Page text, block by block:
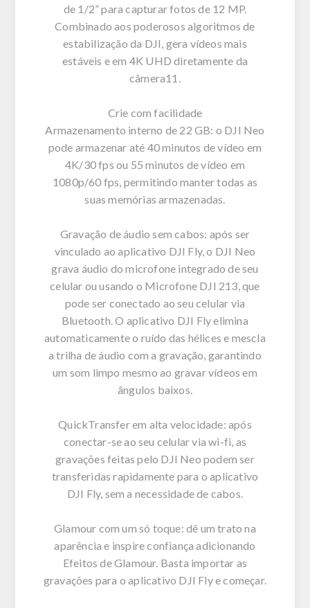
de 1/2” para capturar fotos de 12 MP.
Combinado aos poderosos algoritmos de
estabilização da DJI, gera vídeos mais
estáveis e em 4K UHD diretamente da
câmera11.
Crie com facilidade
Armazenamento interno de 22 GB: o DJI Neo
pode armazenar até 40 minutos de vídeo em
4K/30 fps ou 55 minutos de vídeo em
1080p/60 fps, permitindo manter todas as
suas memórias armazenadas.
Gravação de áudio sem cabos: após ser
vinculado ao aplicativo DJI Fly, o DJI Neo
grava áudio do microfone integrado de seu
celular ou usando o Microfone DJI 213, que
pode ser conectado ao seu celular via
Bluetooth. O aplicativo DJI Fly elimina
automaticamente o ruído das hélices e mescla
a trilha de áudio com a gravação, garantindo
um som limpo mesmo ao gravar vídeos em
ângulos baixos.
QuickTransfer em alta velocidade: após
conectar-se ao seu celular via wi-fi, as
gravações feitas pelo DJI Neo podem ser
transferidas rapidamente para o aplicativo
DJI Fly, sem a necessidade de cabos.
Glamour com um só toque: dê um trato na
aparência e inspire confiança adicionando
Efeitos de Glamour. Basta importar as
gravações para o aplicativo DJI Fly e começar.